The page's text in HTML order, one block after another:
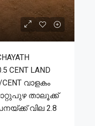
CENT LAND
CENT വാളകം
താലൂക്ക്
വില 2.8